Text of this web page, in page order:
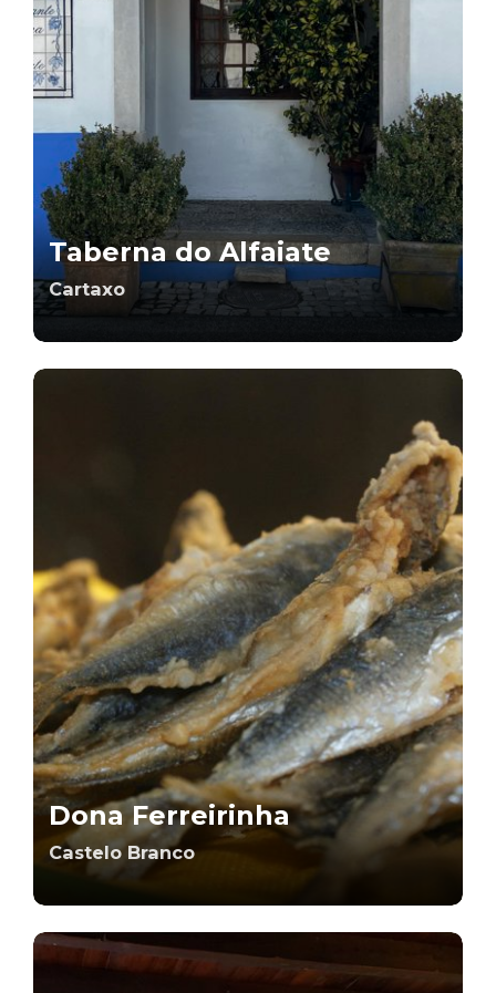
Taberna do Alfaiate
Cartaxo
Dona Ferreirinha
Castelo Branco